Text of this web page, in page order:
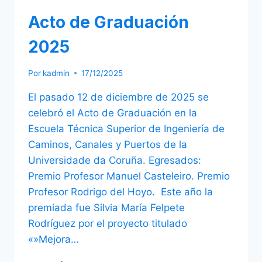
Acto de Graduación
2025
Por kadmin 17/12/2025
El pasado 12 de diciembre de 2025 se
celebró el Acto de Graduación en la
Escuela Técnica Superior de Ingeniería de
Caminos, Canales y Puertos de la
Universidade da Coruña. Egresados:
Premio Profesor Manuel Casteleiro. Premio
Profesor Rodrigo del Hoyo. Este año la
premiada fue Silvia María Felpete
Rodríguez por el proyecto titulado
«»Mejora…